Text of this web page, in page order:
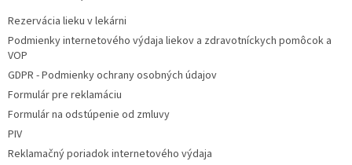
Rezervácia lieku v lekárni
Podmienky internetového výdaja liekov a zdravotníckych pomôcok a
VOP
GDPR - Podmienky ochrany osobných údajov
Formulár pre reklamáciu
Formulár na odstúpenie od zmluvy
PIV
Reklamačný poriadok internetového výdaja